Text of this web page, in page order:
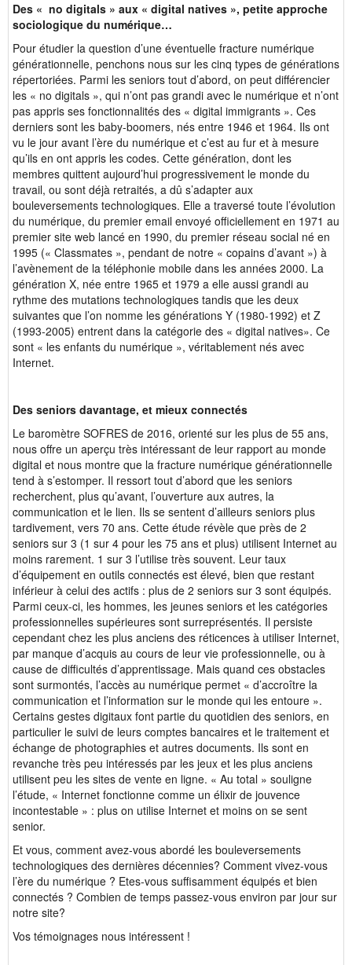
Des « no digitals » aux « digital natives », petite approche
sociologique du numérique…
Pour étudier la question d’une éventuelle fracture numérique
générationnelle, penchons nous sur les cinq types de générations
répertoriées. Parmi les seniors tout d’abord, on peut différencier
les « no digitals », qui n’ont pas grandi avec le numérique et n’ont
pas appris ses fonctionnalités des « digital immigrants ». Ces
derniers sont les baby-boomers, nés entre 1946 et 1964. Ils ont
vu le jour avant l’ère du numérique et c’est au fur et à mesure
qu’ils en ont appris les codes. Cette génération, dont les
membres quittent aujourd’hui progressivement le monde du
travail, ou sont déjà retraités, a dû s’adapter aux
bouleversements technologiques. Elle a traversé toute l’évolution
du numérique, du premier email envoyé officiellement en 1971 au
premier site web lancé en 1990, du premier réseau social né en
1995 (« Classmates », pendant de notre « copains d’avant ») à
l’avènement de la téléphonie mobile dans les années 2000. La
génération X, née entre 1965 et 1979 a elle aussi grandi au
rythme des mutations technologiques tandis que les deux
suivantes que l’on nomme les générations Y (1980-1992) et Z
(1993-2005) entrent dans la catégorie des « digital natives». Ce
sont « les enfants du numérique », véritablement nés avec
Internet.
Des seniors davantage, et mieux connectés
Le baromètre SOFRES de 2016, orienté sur les plus de 55 ans,
nous offre un aperçu très intéressant de leur rapport au monde
digital et nous montre que la fracture numérique générationnelle
tend à s’estomper. Il ressort tout d’abord que les seniors
recherchent, plus qu’avant, l’ouverture aux autres, la
communication et le lien. Ils se sentent d’ailleurs seniors plus
tardivement, vers 70 ans. Cette étude révèle que près de 2
seniors sur 3 (1 sur 4 pour les 75 ans et plus) utilisent Internet au
moins rarement. 1 sur 3 l’utilise très souvent. Leur taux
d’équipement en outils connectés est élevé, bien que restant
inférieur à celui des actifs : plus de 2 seniors sur 3 sont équipés.
Parmi ceux-ci, les hommes, les jeunes seniors et les catégories
professionnelles supérieures sont surreprésentés. Il persiste
cependant chez les plus anciens des réticences à utiliser Internet,
par manque d’acquis au cours de leur vie professionnelle, ou à
cause de difficultés d’apprentissage. Mais quand ces obstacles
sont surmontés, l’accès au numérique permet « d’accroître la
communication et l’information sur le monde qui les entoure ».
Certains gestes digitaux font partie du quotidien des seniors, en
particulier le suivi de leurs comptes bancaires et le traitement et
échange de photographies et autres documents. Ils sont en
revanche très peu intéressés par les jeux et les plus anciens
utilisent peu les sites de vente en ligne. « Au total » souligne
l’étude, « Internet fonctionne comme un élixir de jouvence
incontestable » : plus on utilise Internet et moins on se sent
senior.
Et vous, comment avez-vous abordé les bouleversements
technologiques des dernières décennies? Comment vivez-vous
l’ère du numérique ? Etes-vous suffisamment équipés et bien
connectés ? Combien de temps passez-vous environ par jour sur
notre site?
Vos témoignages nous intéressent !